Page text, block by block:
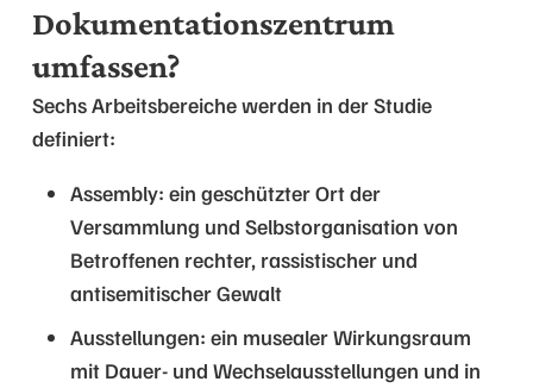
Dokumentationszentrum
umfassen?
Sechs Arbeitsbereiche werden in der Studie
definiert:
Assembly: ein geschützter Ort der
Versammlung und Selbstorganisation von
Betroffenen rechter, rassistischer und
antisemitischer Gewalt
Ausstellungen: ein musealer Wirkungsraum
mit Dauer- und Wechselausstellungen und in